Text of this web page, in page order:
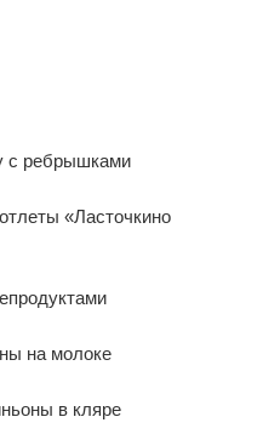
с ребрышками
«Ласточкино
на молоке
в кляре